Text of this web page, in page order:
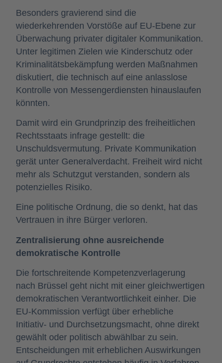
Besonders gravierend sind die
wiederkehrenden Vorstöße auf EU-Ebene zur
Überwachung privater digitaler Kommunikation.
Unter legitimen Zielen wie Kinderschutz oder
Kriminalitätsbekämpfung werden Maßnahmen
diskutiert, die technisch auf eine anlasslose
Kontrolle von Messengerdiensten hinauslaufen
könnten.
Damit wird ein Grundprinzip des freiheitlichen
Rechtsstaats infrage gestellt: die
Unschuldsvermutung. Private Kommunikation
gerät unter Generalverdacht. Freiheit wird nicht
mehr als Schutzgut verstanden, sondern als
potenzielles Risiko.
Eine politische Ordnung, die so denkt, hat das
Vertrauen in ihre Bürger verloren.
Zentralisierung ohne ausreichende
demokratische Kontrolle
Die fortschreitende Kompetenzverlagerung
nach Brüssel geht nicht mit einer gleichwertigen
demokratischen Verantwortlichkeit einher. Die
EU-Kommission verfügt über erhebliche
Initiativ- und Durchsetzungsmacht, ohne direkt
gewählt oder politisch abwählbar zu sein.
Entscheidungen mit erheblichen Auswirkungen